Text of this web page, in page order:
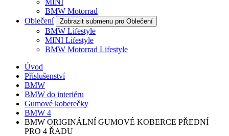
MINI
BMW Motorrad
Oblečení
Zobrazit submenu pro Oblečení
BMW Lifestyle
MINI Lifestyle
BMW Motorrad Lifestyle
Úvod
Příslušenství
BMW
BMW do interiéru
Gumové koberečky
BMW 4
BMW ORIGINÁLNÍ GUMOVÉ KOBERCE PŘEDNÍ
PRO 4 ŘADU